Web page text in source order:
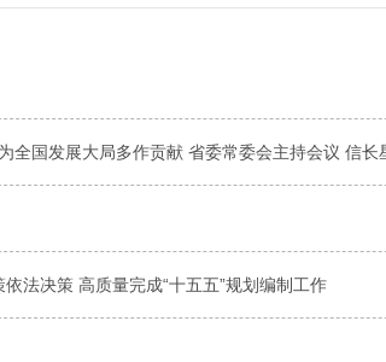
全国发展大局多作贡献 省委常委会主持会议 信长
法决策 高质量完成“十五五”规划编制工作